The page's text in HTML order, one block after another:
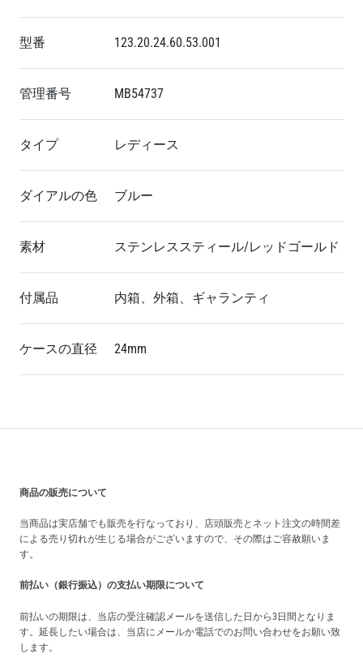
型番 123.20.24.60.53.001
管理番号 MB54737
タイプ レディース
ダイアルの色 ブルー
素材 ステンレススティール/レッドゴールド
付属品 内箱、外箱、ギャランティ
ケースの直径 24mm
商品の販売について
当商品は実店舗でも販売を行なっており、店頭販売とネット注文の時間差
による売り切れが生じる場合がございますので、その際はご容赦願いま
す。
前払い（銀行振込）の支払い期限について
前払いの期限は、当店の受注確認メールを送信した日から3日間となりま
す。延長したい場合は、当店にメールか電話でのお問い合わせをお願い致
します。